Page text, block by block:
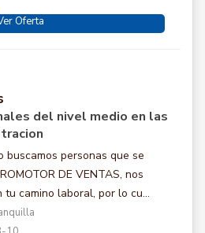
Oferta
del nivel medio en las
buscamos personas que se
DE VENTAS, nos
camino laboral, por lo cu...